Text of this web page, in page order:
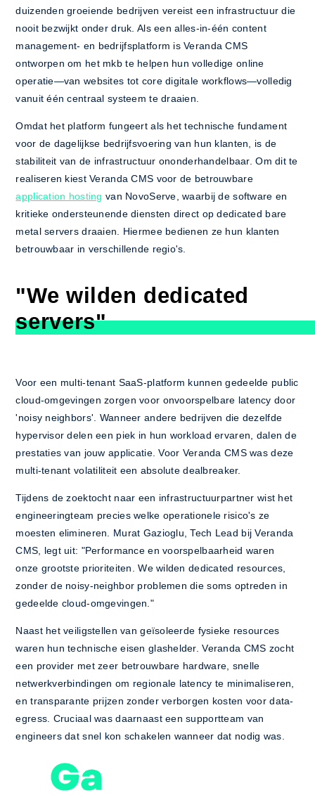
duizenden groeiende bedrijven vereist een infrastructuur die
nooit bezwijkt onder druk. Als een alles-in-één content
management- en bedrijfsplatform is Veranda CMS
ontworpen om het mkb te helpen hun volledige online
operatie—van websites tot core digitale workflows—volledig
vanuit één centraal systeem te draaien.
Omdat het platform fungeert als het technische fundament
voor de dagelijkse bedrijfsvoering van hun klanten, is de
stabiliteit van de infrastructuur ononderhandelbaar. Om dit te
realiseren kiest Veranda CMS voor de betrouwbare
application hosting van NovoServe, waarbij de software en
kritieke ondersteunende diensten direct op dedicated bare
metal servers draaien. Hiermee bedienen ze hun klanten
betrouwbaar in verschillende regio's.
"We wilden dedicated
servers"
Voor een multi-tenant SaaS-platform kunnen gedeelde public
cloud-omgevingen zorgen voor onvoorspelbare latency door
'noisy neighbors'. Wanneer andere bedrijven die dezelfde
hypervisor delen een piek in hun workload ervaren, dalen de
prestaties van jouw applicatie. Voor Veranda CMS was deze
multi-tenant volatiliteit een absolute dealbreaker.
Tijdens de zoektocht naar een infrastructuurpartner wist het
engineeringteam precies welke operationele risico's ze
moesten elimineren. Murat Gazioglu, Tech Lead bij Veranda
CMS, legt uit: "Performance en voorspelbaarheid waren
onze grootste prioriteiten. We wilden dedicated resources,
zonder de noisy-neighbor problemen die soms optreden in
gedeelde cloud-omgevingen."
Naast het veiligstellen van geïsoleerde fysieke resources
waren hun technische eisen glashelder. Veranda CMS zocht
een provider met zeer betrouwbare hardware, snelle
netwerkverbindingen om regionale latency te minimaliseren,
en transparante prijzen zonder verborgen kosten voor data-
egress. Cruciaal was daarnaast een supportteam van
engineers dat snel kon schakelen wanneer dat nodig was.